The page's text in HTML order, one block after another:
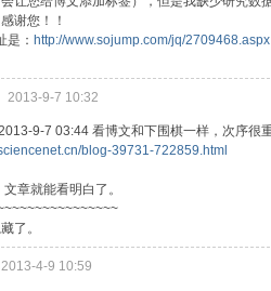
谢您！！
： http://www.sojump.com/jq/2709468.aspx
2013-9-7 10:32
9-7 03:44 看博文和下围棋一样，次序很
blog-39731-722859.html
文章就能看明白了。
了。
2013-4-9 10:59